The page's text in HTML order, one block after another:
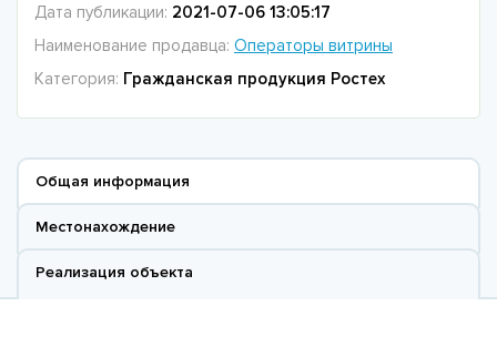
Дата публикации: 2021-07-06 13:05:17
Наименование продавца: Операторы витрины
Категория: Гражданская продукция Ростех
Общая информация
Местонахождение
Реализация объекта